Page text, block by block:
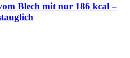
Blech mit nur 186 kcal –